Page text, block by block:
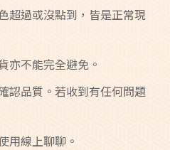
超過或沒點到，皆是正常現
亦不能完全避免。
認品質。若收到有任何問題
用線上聊聊。